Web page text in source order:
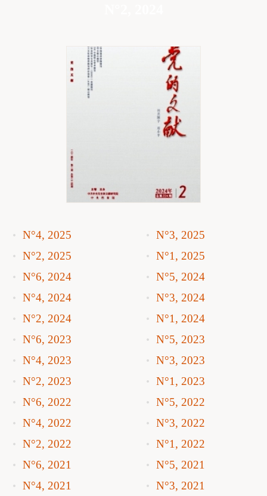
N°4, 2025
N°3, 2025
N°2, 2025
N°1, 2025
N°6, 2024
N°5, 2024
N°4, 2024
N°3, 2024
N°2, 2024
N°1, 2024
N°6, 2023
N°5, 2023
N°4, 2023
N°3, 2023
N°2, 2023
N°1, 2023
N°6, 2022
N°5, 2022
N°4, 2022
N°3, 2022
N°2, 2022
N°1, 2022
N°6, 2021
N°5, 2021
N°4, 2021
N°3, 2021